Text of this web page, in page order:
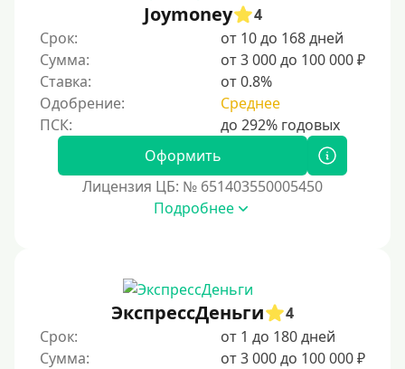
Joymoney
4
Срок:
от 10 до 168 дней
Сумма:
от 3 000 до 100 000 ₽
Ставка:
от 0.8%
Одобрение:
Среднее
Оформить
Лицензия ЦБ: № 651403550005450
Подробнее
ЭкспрессДеньги
4
Срок:
от 1 до 180 дней
Сумма:
от 3 000 до 100 000 ₽